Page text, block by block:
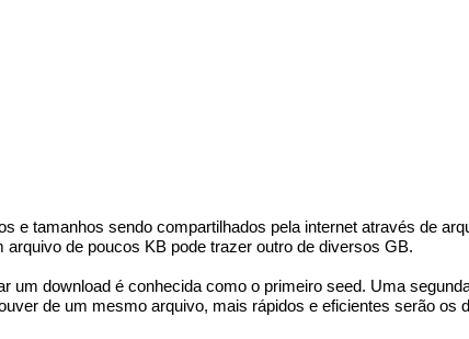
e tamanhos sendo compartilhados pela internet através de
arquivo de poucos KB pode trazer outro de diversos GB.
um download é conhecida como o primeiro seed. Uma
de um mesmo arquivo, mais rápidos e eficientes serão